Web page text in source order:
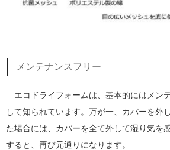
メンテナンスフリー
エコドライフォームは、基本的にはメン
して知られています。万が一、カバーを外
た場合には、カバーを全て外して湿り気を
すると、再び元通りになります。